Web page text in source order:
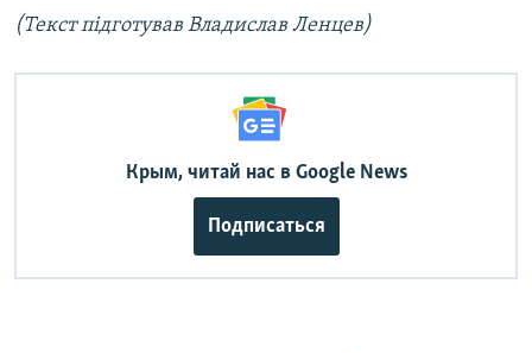
(Текст підготував Владислав Ленцев)
Крым, читай нас в Google News
Подписаться